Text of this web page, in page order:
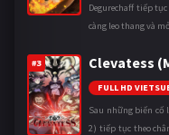
Degurechaff tiếp
càng leo thang và
#3 Clevatess
FULL HD
Sau những biến cố
2) tiếp tục theo